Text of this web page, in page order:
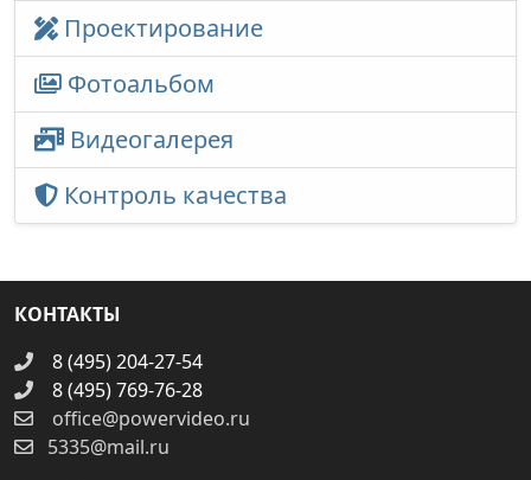
Проектирование
Фотоальбом
Видеогалерея
Контроль качества
КОНТАКТЫ
8 (495) 204-27-54
8 (495) 769-76-28
office@powervideo.ru
5335@mail.ru